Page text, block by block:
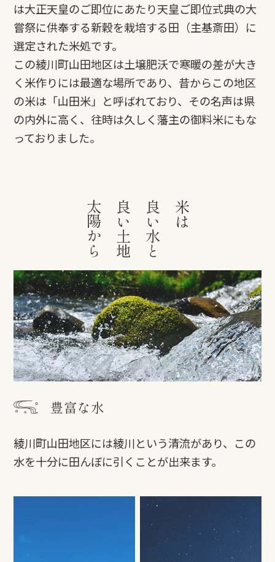
は大正天皇のご即位にあたり天皇ご即位式典の大
嘗祭に供奉する新穀を栽培する田（主基斎田）に
選定された米処です。
この綾川町山田地区は土壌肥沃で寒暖の差が大き
く米作りには最適な場所であり、昔からこの地区
の米は「山田米」と呼ばれており、その名声は県
の内外に高く、往時は久しく藩主の御料米にもな
っておりました。
米は
良い水と
良い土地
太陽から
豊富な水
綾川町山田地区には綾川という清流があり、この
水を十分に田んぼに引くことが出来ます。